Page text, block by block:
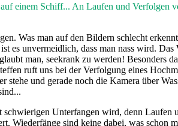
einem Schiff... An Laufen und Verfolgen
Was man auf den Bildern schlecht
es unvermeidlich, dass man nass wird.
man, seekrank zu werden! Besonders
ruft uns bei der Verfolgung eines
stehe und gerade noch die Kamera über
Unterfangen wird, denn
Wiederfänge sind keine dabei, was schon